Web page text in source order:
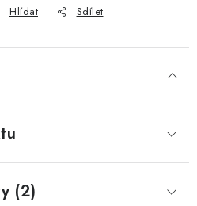
Hlídat Sdílet
(2)